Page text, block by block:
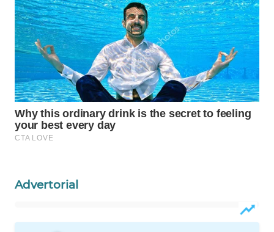
Advertorial
PERSONA
WAHANA
OTOMOTIF
WAHANA
HEALTH
WAHANA
DESA
LAPAK